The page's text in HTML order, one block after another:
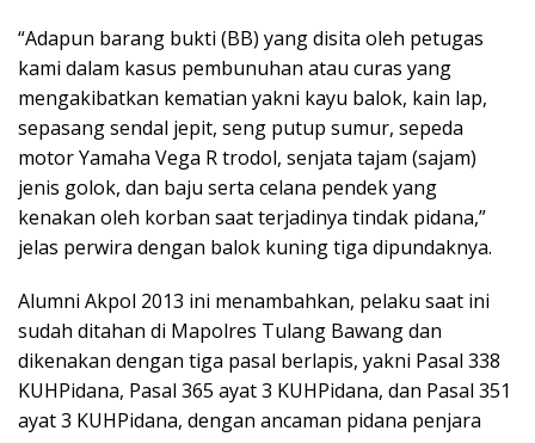
“Adapun barang bukti (BB) yang disita oleh petugas
kami dalam kasus pembunuhan atau curas yang
mengakibatkan kematian yakni kayu balok, kain lap,
sepasang sendal jepit, seng putup sumur, sepeda
motor Yamaha Vega R trodol, senjata tajam (sajam)
jenis golok, dan baju serta celana pendek yang
kenakan oleh korban saat terjadinya tindak pidana,”
jelas perwira dengan balok kuning tiga dipundaknya.
Alumni Akpol 2013 ini menambahkan, pelaku saat ini
sudah ditahan di Mapolres Tulang Bawang dan
dikenakan dengan tiga pasal berlapis, yakni Pasal 338
KUHPidana, Pasal 365 ayat 3 KUHPidana, dan Pasal 351
ayat 3 KUHPidana, dengan ancaman pidana penjara